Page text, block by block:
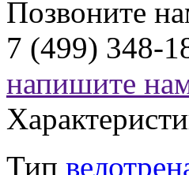
Позвоните
7 (499) 348-
напишите
Тип